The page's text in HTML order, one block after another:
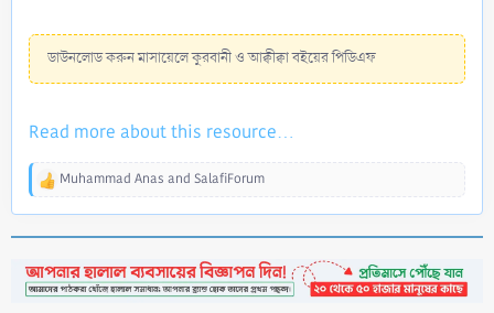
ডাউনলোড করুন মাসায়েলে কুরবানী ও আক্বীক্বা বইয়ের পিডিএফ
Read more about this resource...
R
t
i
Muhammad Anas and SalafiForum